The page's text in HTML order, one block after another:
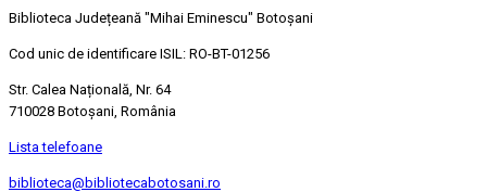
Biblioteca Județeană "Mihai Eminescu" Botoșani
Cod unic de identificare ISIL: RO-BT-01256
Str. Calea Națională, Nr. 64
710028 Botoșani, România
Lista telefoane
biblioteca@bibliotecabotosani.ro